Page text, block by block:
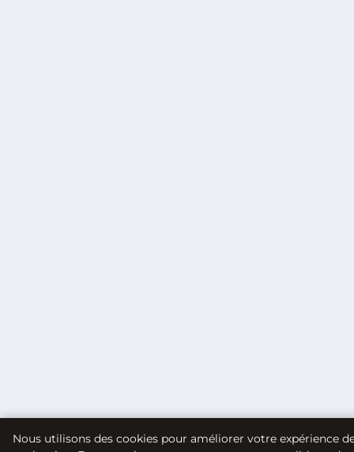
Nous utilisons des cookies pour améliorer votre expérience